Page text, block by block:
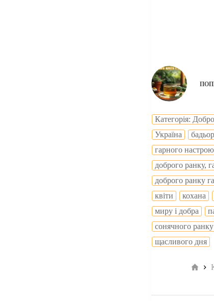
Категорія:
Україна
гарного
доброго ранку,
доброго ранку
квіти
кохана
миру і добра
сонячного ранку
щасливого дня